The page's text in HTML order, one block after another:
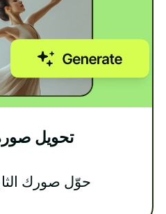
تحويل صورة
حوّل صورك